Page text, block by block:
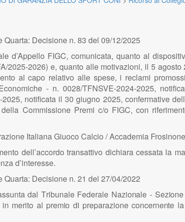
Quarta: Decisione n. 83 del 09/12/2025
d’Appello FIGC, comunicata, quanto al
2025-2026) e, quanto alle motivazioni, il 5
al capo relativo alle spese, i reclami
- n. 0028/TFNSVE-2024-2025,
notificata il 30 giugno 2025, confermative
Commissione Premi c/o FIGC, con
Italiana Giuoco Calcio / Accademia
dell’accordo transattivo dichiara cessata la
d’interesse.
Quarta: Decisione n. 21 del 27/04/2022
unta dalTribunale Federale Nazionale - Sezion
in merito al premio di preparazione concernente l